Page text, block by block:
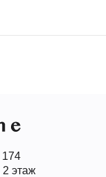
174
этаж